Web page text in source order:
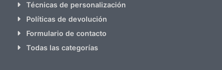
Técnicas de personalización
Políticas de devolución
Formulario de contacto
Todas las categorías